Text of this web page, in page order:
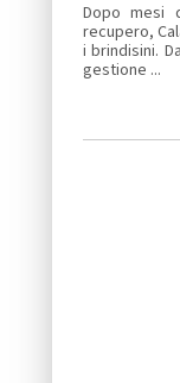
Dopo mesi
recupero,
i brindisini.
gestione ...